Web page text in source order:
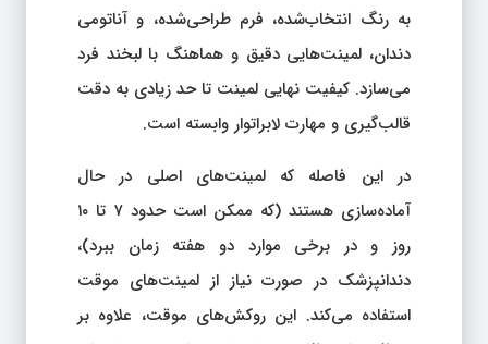
به رنگ انتخاب‌شده، فرم طراحی‌شده، و آناتومی
دندان، لمینت‌هایی دقیق و هماهنگ با لبخند فرد
می‌سازد. کیفیت نهایی لمینت تا حد زیادی به دقت
قالب‌گیری و مهارت لابراتوار وابسته است.
در این فاصله که لمینت‌های اصلی در حال
آماده‌سازی هستند (که ممکن است حدود ۷ تا ۱۰
روز و در برخی موارد دو هفته زمان ببرد)،
دندانپزشک در صورت نیاز از لمینت‌های موقت
استفاده می‌کند. این روکش‌های موقت، علاوه بر